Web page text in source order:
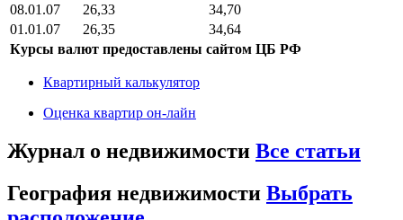
08.01.07
26,33
34,70
01.01.07
26,35
34,64
Курсы валют предоставлены сайтом ЦБ РФ
Квартирный калькулятор
Оценка квартир он-лайн
Журнал о недвижимости Все статьи
География недвижимости Выбрать